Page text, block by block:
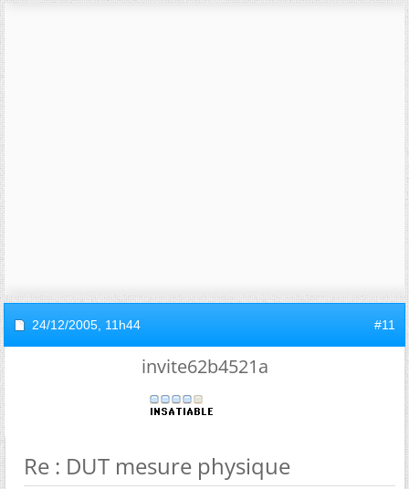
24/12/2005, 11h44 #11
invite62b4521a
Re : DUT mesure physique